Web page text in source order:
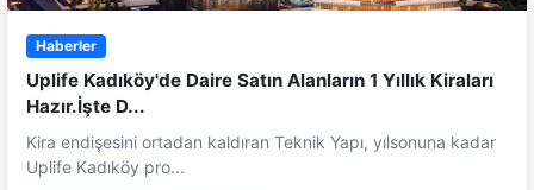
Haberler
Uplife Kadıköy'de Daire Satın Alanların 1 Yıllık Kiraları
Hazır.İşte D...
Kira endişesini ortadan kaldıran Teknik Yapı, yılsonuna kadar
Uplife Kadıköy pro...